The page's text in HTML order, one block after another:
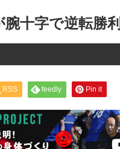
十字で逆転勝利
RSS feedly Pin it